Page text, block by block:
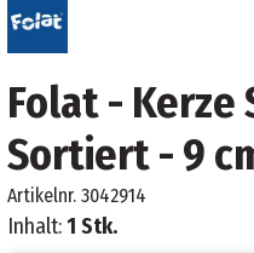
Folat -
Sortiert - 9
Artikelnr. 3042914
Inhalt:1 Stk.